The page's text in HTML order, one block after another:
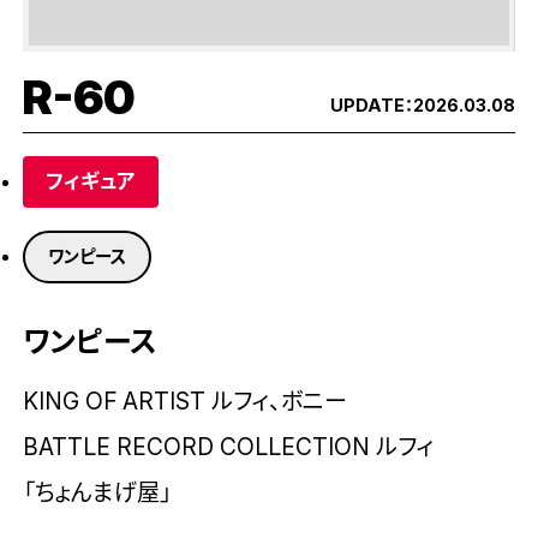
R-60 UPDATE：2026.03.08
フィギュア
ワンピース
ワンピース
KING OF ARTIST ルフィ、ボニー
BATTLE RECORD COLLECTION ルフィ
「ちょんまげ屋」